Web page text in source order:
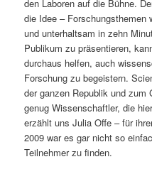
s
p
r
i
n
g
l
t
s
p
r
i
den Laboren auf die Bühne.
die Idee – Forschungsthemen
und unterhaltsam in zehn
Publikum zu präsentieren,
durchaus helfen, auch
Forschung zu begeistern.
der ganzen Republik und
genug Wissenschaftler, die
erzählt uns Julia Offe – für
2009 war es gar nicht so
Teilnehmer zu finden.